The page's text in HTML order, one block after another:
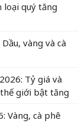
loại quý tăng
vàng và cà
Tỷ giá và
giới bật tăng
Vàng, cà phê